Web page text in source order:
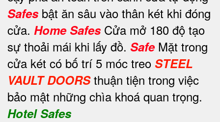
Safesbật ăn sâu vào thân két khi đóng
cửa. Home Safes Cửa mở 180 độ tạo
sự thoải mái khi lấy đồ. Safe Mặt trong
cửa két có bố trí 5 móc treo STEEL
VAULT DOORSthuận tiện trong việc
bảo mật những chìa khoá quan trọng.
Hotel Safes